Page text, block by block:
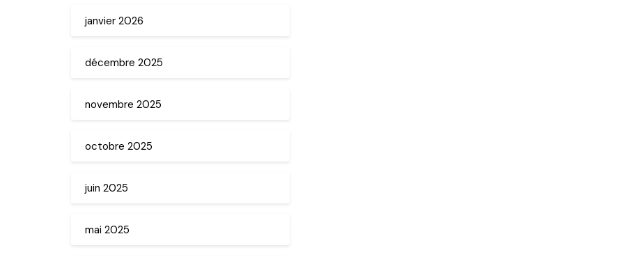
janvier 2026
décembre 2025
novembre 2025
octobre 2025
juin 2025
mai 2025